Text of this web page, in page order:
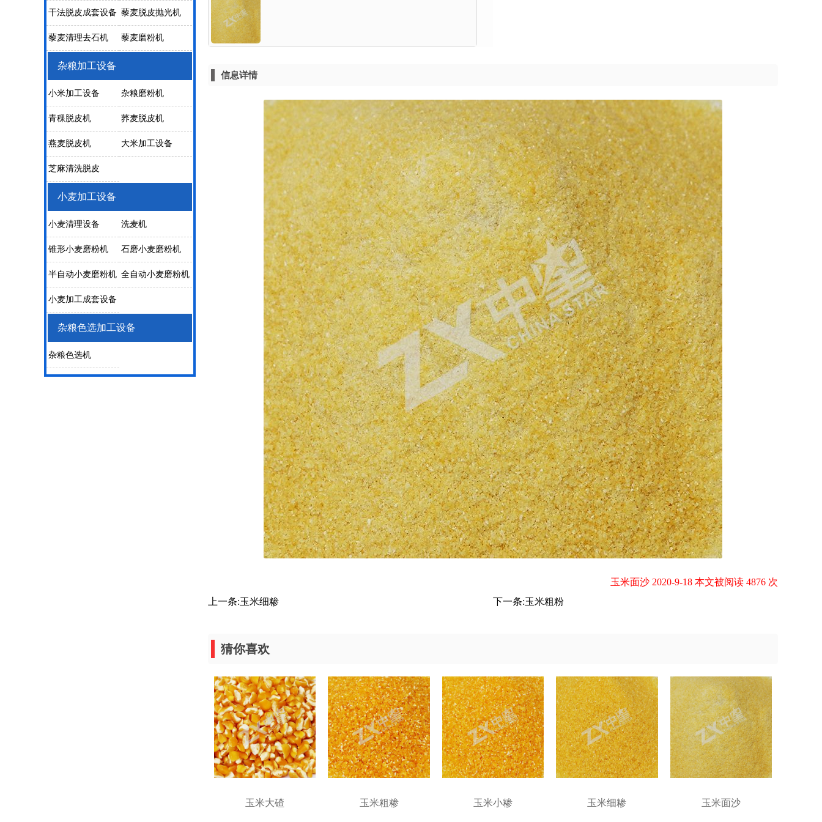
干法脱皮成套设备 藜麦脱皮抛光机
藜麦清理去石机 藜麦磨粉机
杂粮加工设备
小米加工设备 杂粮磨粉机
青稞脱皮机 荞麦脱皮机
燕麦脱皮机 大米加工设备
芝麻清洗脱皮
小麦加工设备
小麦清理设备 洗麦机
锥形小麦磨粉机 石磨小麦磨粉机
半自动小麦磨粉机 全自动小麦磨粉机
小麦加工成套设备
杂粮色选加工设备
杂粮色选机
信息详情
玉米面沙 2020-9-18 本文被阅读 4876 次
上一条:玉米细糁 下一条:玉米粗粉
猜你喜欢
玉米大碴 玉米粗糁 玉米小糁 玉米细糁 玉米面沙